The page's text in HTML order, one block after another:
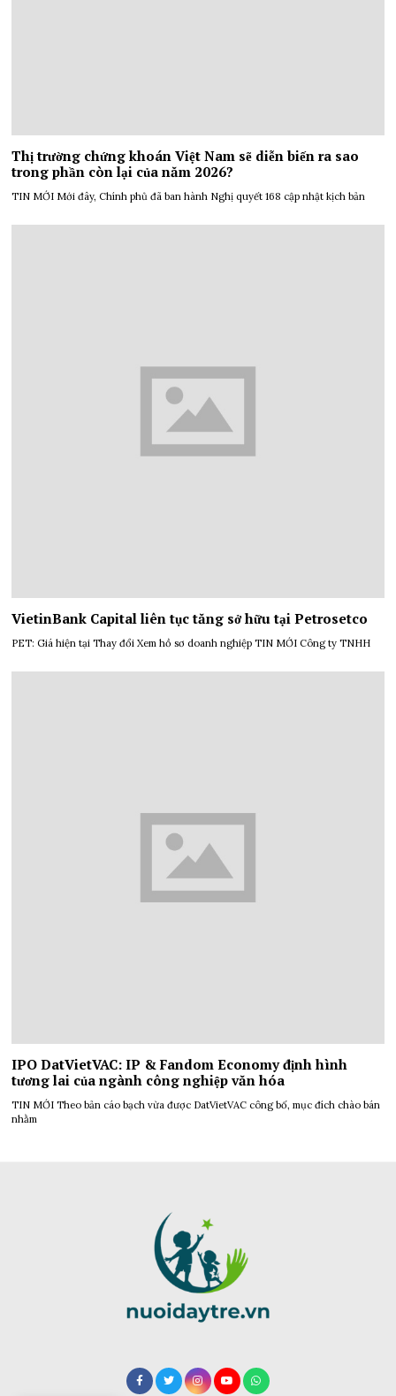
Thị trường chứng khoán Việt Nam sẽ diễn biến ra sao
trong phần còn lại của năm 2026?
TIN MỚI Mới đây, Chính phủ đã ban hành Nghị quyết 168 cập nhật kịch bản
VietinBank Capital liên tục tăng sở hữu tại Petrosetco
PET: Giá hiện tại Thay đổi Xem hồ sơ doanh nghiệp TIN MỚI Công ty TNHH
IPO DatVietVAC: IP & Fandom Economy định hình
tương lai của ngành công nghiệp văn hóa
TIN MỚI Theo bản cáo bạch vừa được DatVietVAC công bố, mục đích chào bán
nhằm